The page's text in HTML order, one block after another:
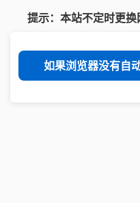
提示：本站不定时更换
如果浏览器没有自